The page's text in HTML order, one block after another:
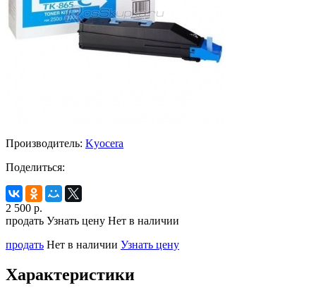
Производитель: Kyocera
Поделиться:
2 500 р.
продать Узнать цену Нет в наличии
продать Нет в наличии Узнать цену
Характеристики